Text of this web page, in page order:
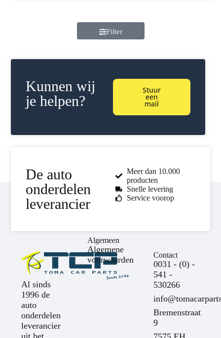
Filter
Kunnen wij
je helpen?
Stuur
een
mail
De auto
onderdelen
leverancier
Meer dan 10.000
producten
Snelle levering
Service voorop
Al sinds
1996 de
auto
onderdelen
leverancier
uit het
Algemeen
Algemene
voorwaarden
Contact
0031 - (0) -
541 -
530266
Bremenstraat
9